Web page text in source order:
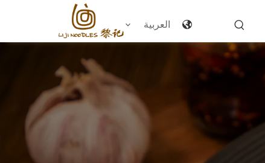
العربية